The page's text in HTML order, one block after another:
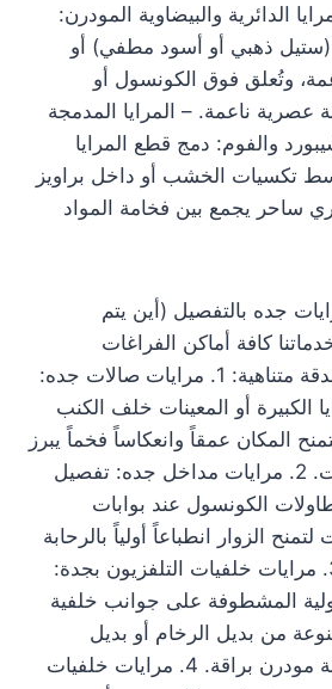
الدائرية والبيضاوية المودرن:
(ستيل ذهبي أو أسود مطفي) أو
وتُعلق فوق الكونسول أو
عصرية ناعمة. – المرايا المدمجة
والفوم: دمج قطع المرايا
وسط تكسيات الخشب أو داخل براويز
ساحر يجمع بين فخامة المواد
جده بالتفصيل (أين يتم
كافة أماكن الفراغات
والتطبيقات الداخلية بدقة متناهية: 1. مرايات صالات جده:
الكبيرة أو المعينات خلف الكنب
المكان عمقاً وانعكاساً فخماً يبرز
جمال الإضاءة والثريات. 2. مرايات مداخل جده: تفصيل
الكونسول عند بوابات
الزوار انطباعاً أولياً بالرحابة
والاتساع والترحيب. 3. مرايات خلفيات التلفزيون بجدة:
المشطوفة على جوانب خلفية
من بديل الرخام أو بديل
الشيبورد لإعطاء لمسة مودرن براقة. 4. مرايات خلفيات